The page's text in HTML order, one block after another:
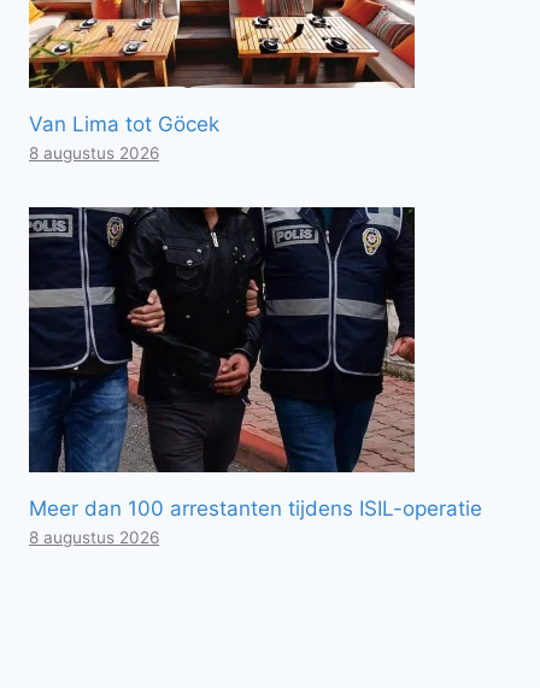
Van Lima tot Göcek
8 augustus 2026
Meer dan 100 arrestanten tijdens ISIL-operatie
8 augustus 2026